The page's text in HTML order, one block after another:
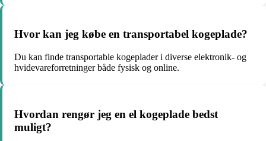
Hvor kan jeg købe en transportabel kogeplade?
Du kan finde transportable kogeplader i diverse elektronik- og
hvidevareforretninger både fysisk og online.
Hvordan rengør jeg en el kogeplade bedst
muligt?